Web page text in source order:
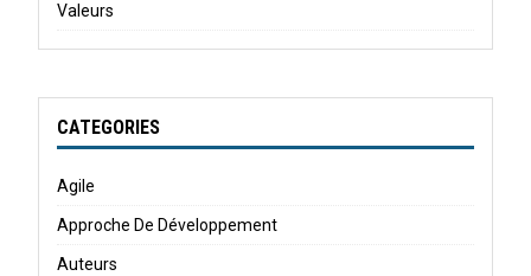
Valeurs
CATEGORIES
Agile
Approche De Développement
Auteurs